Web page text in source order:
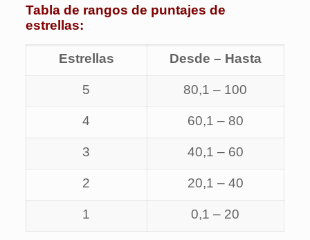
Tabla de rangos de puntajes de
estrellas:
Estrellas Desde – Hasta
5 80,1 – 100
4 60,1 – 80
3 40,1 – 60
2 20,1 – 40
1 0,1 – 20